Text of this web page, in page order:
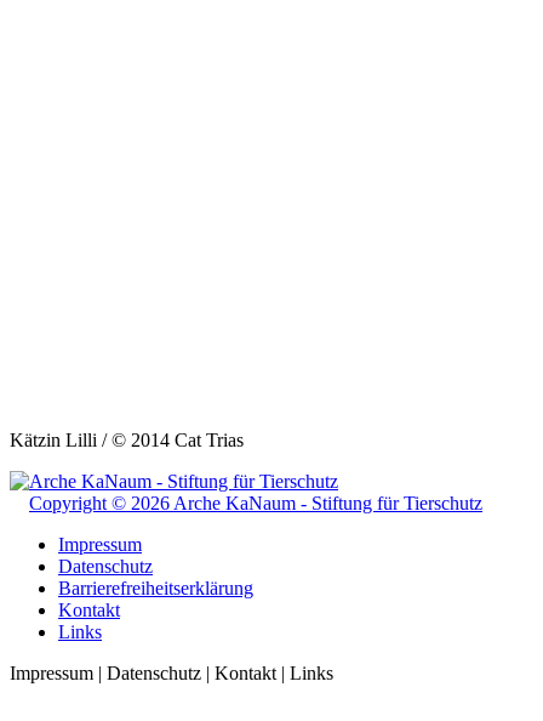
Kätzin Lilli / © 2014 Cat Trias
Copyright © 2026 Arche KaNaum - Stiftung für Tierschutz
Impressum
Datenschutz
Barrierefreiheitserklärung
Kontakt
Links
Impressum | Datenschutz | Kontakt | Links